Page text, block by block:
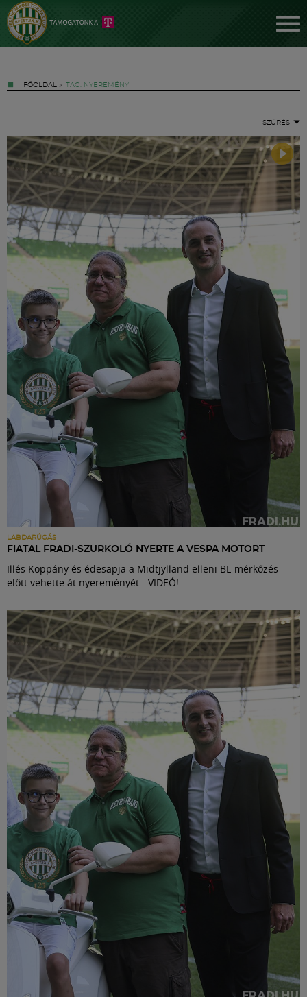
FŐOLDAL » TAG: NYEREMÉNY
SZŰRÉS
LABDARÚGÁS
FIATAL FRADI-SZURKOLÓ NYERTE A VESPA MOTORT
Illés Koppány és édesapja a Midtjylland elleni BL-mérkőzés
előtt vehette át nyereményét - VIDEÓ!
Jegyek
FM YouTube +
Hírek
Labdarúgás
Szakosztályok
Meccscenter
Klub
Szolgáltatások
Shop
Közösség
Múzeum
English